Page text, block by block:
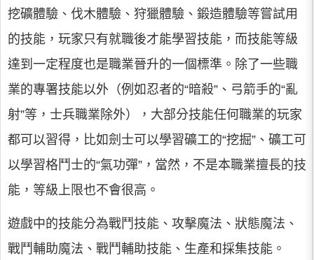
挖礦體驗、伐木體驗、狩獵體驗、鍛造體驗等嘗試用
的技能，玩家只有就職後才能學習技能，而技能等級
達到一定程度也是職業晉升的一個標準。除了一些職
業的專署技能以外（例如忍者的“暗殺”、弓箭手的“亂
射”等，士兵職業除外），大部分技能任何職業的玩家
都可以習得，比如劍士可以學習礦工的“挖掘”、礦工可
以學習格鬥士的“氣功彈”，當然，不是本職業擅長的技
能，等級上限也不會很高。
遊戲中的技能分為戰鬥技能、攻擊魔法、狀態魔法、
戰鬥輔助魔法、戰鬥輔助技能、生產和採集技能。